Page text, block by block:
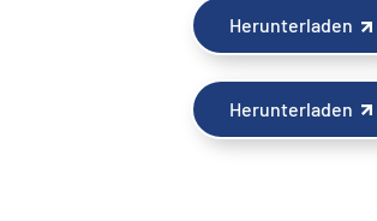
Herunterladen
Herunterladen